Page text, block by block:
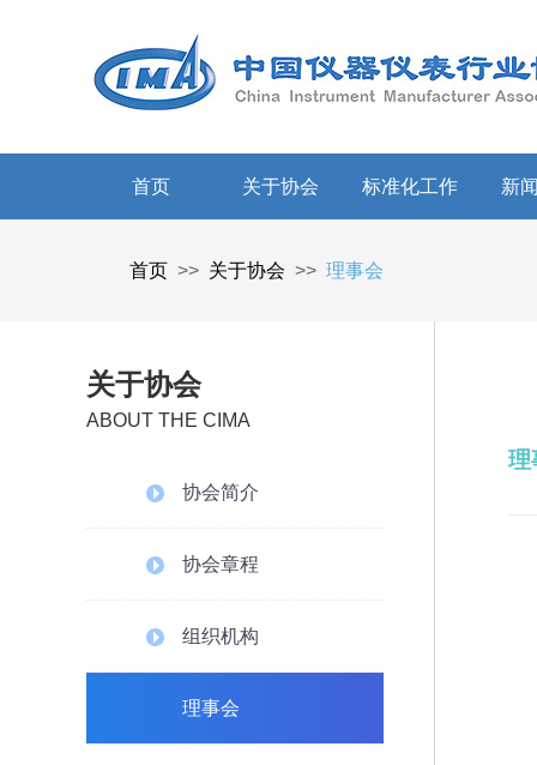
首页 关于协会 标准化工作 新
首页 >> 关于协会 >> 理事会
关于协会
ABOUT THE CIMA
协会简介
协会章程
组织机构
理事会
理